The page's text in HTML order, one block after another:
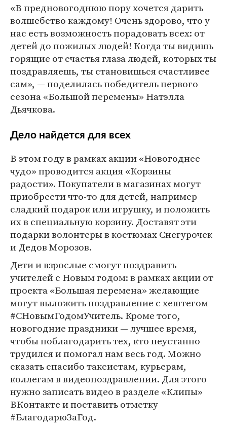
«В предновогоднюю пору хочется дарить
волшебство каждому! Очень здорово, что у
нас есть возможность порадовать всех: от
детей до пожилых людей! Когда ты видишь
горящие от счастья глаза людей, которых ты
поздравляешь, ты становишься счастливее
сам», — поделилась победитель первого
сезона «Большой перемены» Натэлла
Дьячкова.
Дело найдется для всех
В этом году в рамках акции «Новогоднее
чудо» проводится акция «Корзины
радости». Покупатели в магазинах могут
приобрести что-то для детей, например
сладкий подарок или игрушку, и положить
их в специальную корзину. Доставят эти
подарки волонтеры в костюмах Снегурочек
и Дедов Морозов.
Дети и взрослые смогут поздравить
учителей с Новым годом: в рамках акции от
проекта «Большая перемена» желающие
могут выложить поздравление с хештегом
#СНовымГодомУчитель. Кроме того,
новогодние праздники — лучшее время,
чтобы поблагодарить тех, кто неустанно
трудился и помогал нам весь год. Можно
сказать спасибо таксистам, курьерам,
коллегам в видеопоздравлении. Для этого
нужно записать видео в разделе «Клипы»
ВКонтакте и поставить отметку
#БлагодарюЗаГод.